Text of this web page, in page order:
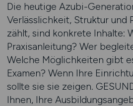
Die heutige Azubi-
Verlässlichkeit, Struktur und
zählt, sind konkrete Inhalte:
Praxisanleitung? Wer
Welche Möglichkeiten gibt
Examen? Wenn Ihre
sollte sie sie zeigen.
Ihnen, Ihre